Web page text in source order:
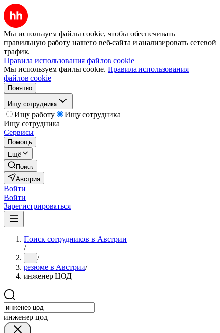
Мы используем файлы cookie, чтобы обеспечивать
правильную работу нашего веб-сайта и анализировать сетевой
трафик.
Правила использования файлов cookie
Мы используем файлы cookie. Правила использования
файлов cookie
Понятно
Ищу сотрудника
Ищу работу
Ищу сотрудника
Ищу сотрудника
Сервисы
Помощь
Ещё
Поиск
Австрия
Войти
Войти
Зарегистрироваться
Поиск сотрудников в Австрии
/
... /
резюме в Австрии/
инженер ЦОД
инженер цод